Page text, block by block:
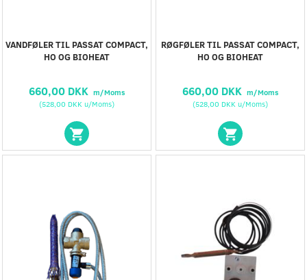
VANDFØLER TIL PASSAT COMPACT,
HO OG BIOHEAT
660,00 DKK m/Moms
(528,00 DKK u/Moms)
RØGFØLER TIL PASSAT COMPACT,
HO OG BIOHEAT
660,00 DKK m/Moms
(528,00 DKK u/Moms)